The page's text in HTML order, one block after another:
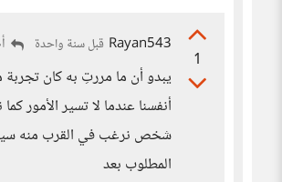
1
Rayan543 قبل سنة واحدة
يبدو أن ما مررتِ به كان
أنفسنا عندما لا تسير الأمور
شخص نرغب في القرب منه سيكون
المطلوب بعد